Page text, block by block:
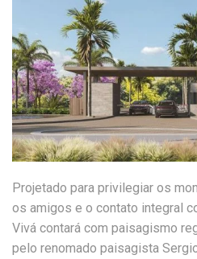
Projetado para privilegiar os
os amigos e o contato integral
Vivá contará com paisagismo
pelo renomado paisagista